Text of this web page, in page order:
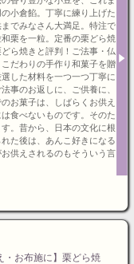
小倉餡。丁寧に練り上げた
でみなさん大満足。特注で
栗を一粒。定番の栗どら焼
ら焼きと評判！ご法事・仏
だわりの手作り和菓子を贈
した材料を一つ一つ丁寧に
事のお返しに、ご供養に、
お菓子は、しばらくお供え
食べないものです。そのた
。昔から、日本の文化に根
た後は、あんこ好きになる
供えされるのもそういう言
・お布施に】栗どら焼